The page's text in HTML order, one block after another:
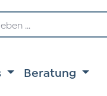
Beratung